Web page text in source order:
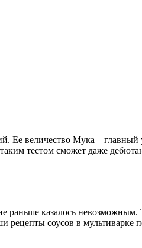
величество Мука –
тестом сможет даже
раньше казалось
рецепты соусов в мультиварке